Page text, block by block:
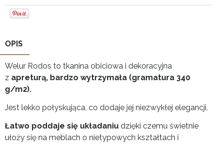
OPIS
Welur Rodos to tkanina obiciowa i dekoracyjna
z apreturą, bardzo wytrzymała (gramatura 340
g/m2).
Jest lekko połyskująca, co dodaje jej niezwykłej elegancji.
Łatwo poddaje się układaniu dzięki czemu świetnie
ułoży się na meblach o nietypowych kształtach i